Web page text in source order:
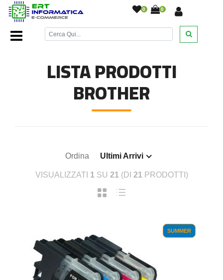
0 0
Home Page/Cartucce inkjet/Cartucce Inkjet Brother/
LISTA PRODOTTI
BROTHER
Ordina Ultimi Arrivi
VISUALIZZATI 1 SU 21 (DI 21 PRODOTTI)
SUMMER